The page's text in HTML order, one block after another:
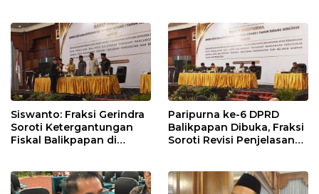
Siswanto: Fraksi Gerindra
Soroti Ketergantungan
Fiskal Balikpapan di
Paripurna ke-6 DPRD
Balikpapan Dibuka, Fraksi
Soroti Revisi Penjelasan